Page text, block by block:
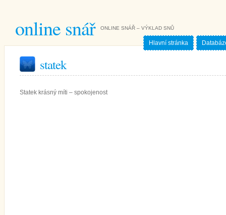
online snář ONLINE SNÁŘ – VÝKLAD SNŮ
Hlavní stránka
statek
Statek krásný míti – spokojenost